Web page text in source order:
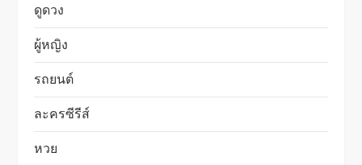
ดูดวง
ผู้หญิง
รถยนต์
ละครซีรีส์
หวย